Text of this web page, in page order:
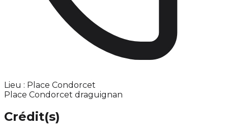
Lieu : Place Condorcet
Place Condorcet draguignan
Crédit(s)